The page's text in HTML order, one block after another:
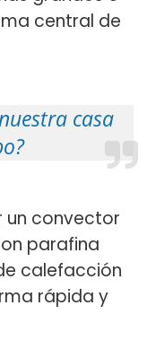
central de
casa
un convector
parafina
calefacción
rápida y